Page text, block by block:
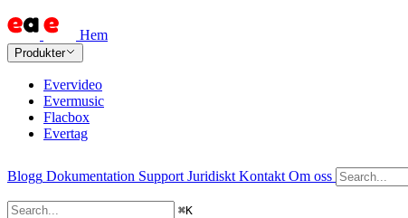
Hem
Produkter
Evervideo
Evermusic
Flacbox
Evertag
Blogg Dokumentation Support Juridiskt Kontakt Om oss
⌘K